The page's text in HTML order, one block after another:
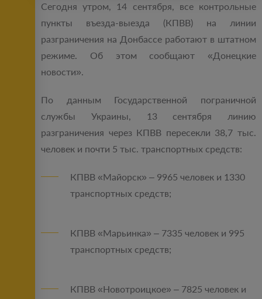
Сегодня утром, 14 сентября, все контрольные
пункты въезда-выезда (КПВВ) на линии
разграничения на Донбассе работают в штатном
режиме. Об этом сообщают «Донецкие
новости».
По данным Государственной пограничной
службы Украины, 13 сентября линию
разграничения через КПВВ пересекли 38,7 тыс.
человек и почти 5 тыс. транспортных средств:
КПВВ «Майорск» – 9965 человек и 1330
транспортных средств;
КПВВ «Марьинка» – 7335 человек и 995
транспортных средств;
КПВВ «Новотроицкое» – 7825 человек и